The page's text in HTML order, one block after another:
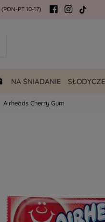
(PON-PT 10-17)
NA ŚNIADANIE SŁODYCZE
Airheads Cherry Gum